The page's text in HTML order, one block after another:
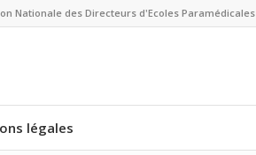
Nationale des Directeurs d'Ecoles Paramédicales
légales